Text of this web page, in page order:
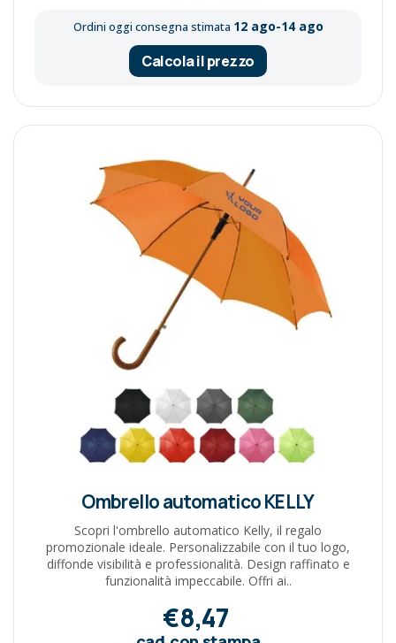
Ordini oggi consegna stimata 12 ago-14 ago
Calcola il prezzo
Ombrello automatico KELLY
Scopri l'ombrello automatico Kelly, il regalo
promozionale ideale. Personalizzabile con il tuo logo,
diffonde visibilità e professionalità. Design raffinato e
funzionalità impeccabile. Offri ai..
€8,47